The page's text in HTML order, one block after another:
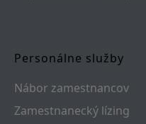
Personálne služby
Nábor zamestnancov
Zamestnanecký lízing